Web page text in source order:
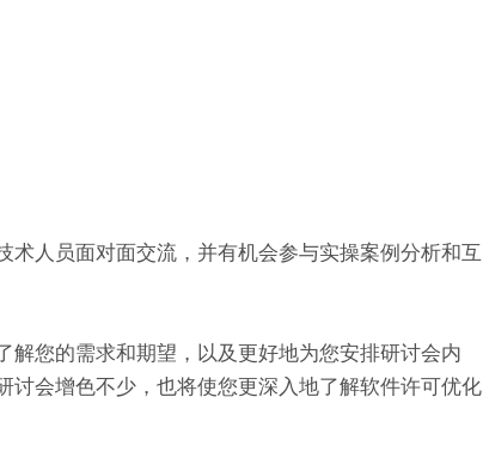
人员面对面交流，并有机会参与实操案例分析和互
您的需求和期望，以及更好地为您安排研讨会内
会增色不少，也将使您更深入地了解软件许可优化